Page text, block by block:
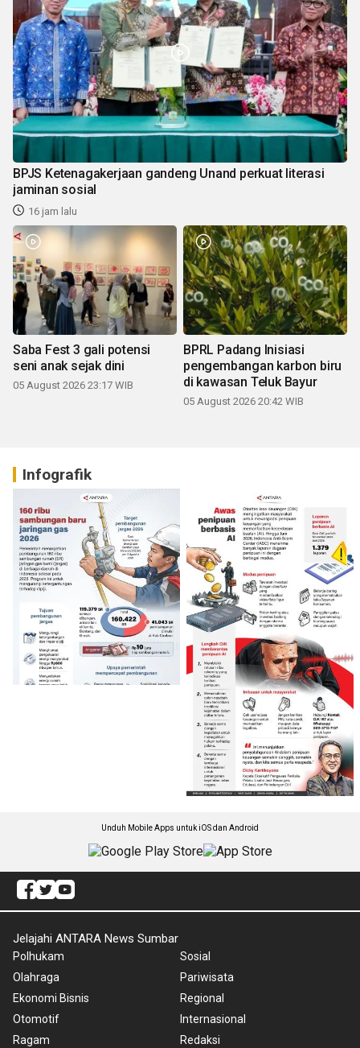
BPJS Ketenagakerjaan gandeng Unand perkuat literasi
jaminan sosial
16 jam lalu
Saba Fest 3 gali potensi
seni anak sejak dini
05 August 2026 23:17 WIB
BPRL Padang Inisiasi
pengembangan karbon biru
di kawasan Teluk Bayur
05 August 2026 20:42 WIB
Infografik
Unduh Mobile Apps untuk iOS dan Android
Jelajahi ANTARA News Sumbar
Polhukam
Olahraga
Ekonomi Bisnis
Otomotif
Ragam
Sosial
Pariwisata
Regional
Internasional
Redaksi